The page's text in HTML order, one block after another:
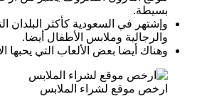
بسيطة.
والرجالية وملابس الأطفال أيضا.
وهناك أيضا بعض الألعاب التي يحبها
ارخص موقع لشراء الملابس